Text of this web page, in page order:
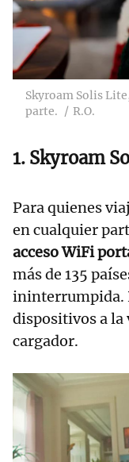
Skyroam Solis
parte.
R.O.
1. Skyroam
Para quienes
en cualquier
acceso WiFi
más de 135
ininterrumpida.
dispositivos a la
cargador.